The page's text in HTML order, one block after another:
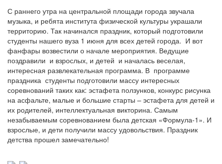
С раннего утра на центральной площади города звучала
музыка, и ребята института физической культуры украшали
территорию. Так начинался праздник, который подготовили
студенты нашего вуза 1 июня для всех детей города. И вот
фанфары возвестили о начале мероприятия. Ведущие
поздравили и взрослых, и детей и началась веселая,
интересная развлекательная программа. В программе
праздника студенты подготовили массу интересных
соревнований таких как: эстафета ползунков, конкурс рисунка
на асфальте, малые и большие старты – эстафета для детей и
их родителей, интеллектуальная викторина. Самым
незабываемым соревнованием была детская «Формула-1». И
взрослые, и дети получили массу удовольствия. Праздник
детства прошел замечательно!